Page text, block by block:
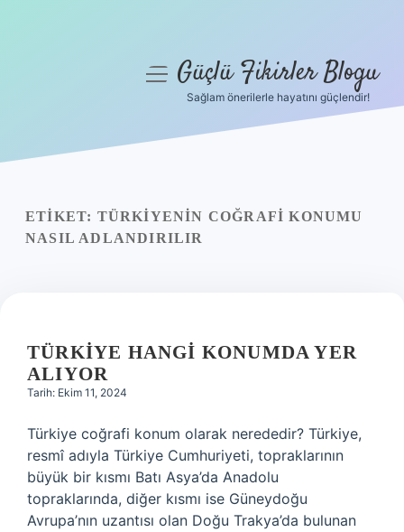
Yasal Uyarı
menüyüGüçlü Fikirler Blogu
Sağlam önerilerle hayatını güçlendir!
ETIKET: TÜRKIYENIN COĞRAFI KONUMU
NASIL ADLANDIRILIR
TÜRKIYE HANGI KONUMDA YER
ALIYOR
Tarih: Ekim 11, 2024
Türkiye coğrafi konum olarak nerededir? Türkiye,
resmî adıyla Türkiye Cumhuriyeti, topraklarının
büyük bir kısmı Batı Asya’da Anadolu
topraklarında, diğer kısmı ise Güneydoğu
Avrupa’nın uzantısı olan Doğu Trakya’da bulunan